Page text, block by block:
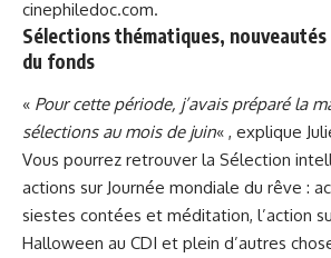
cinephiledoc.com.
Sélections thématiques,
du fonds
« Pour cette période, j’avais préparé la
sélections au mois de juin« , explique
Vous pourrez retrouver la Sélection
actions sur Journée mondiale du rêve :
siestes contées et méditation, l’action
Halloween au CDI et plein d’autres